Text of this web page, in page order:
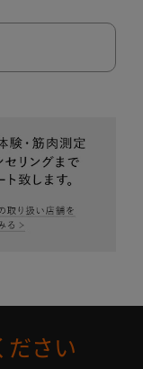
ださい